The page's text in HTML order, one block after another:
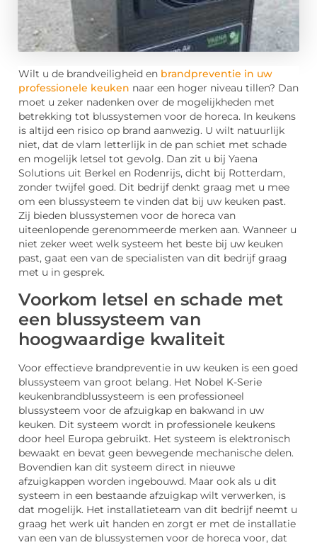
Wilt u de brandveiligheid en brandpreventie in uw
professionele keuken naar een hoger niveau tillen? Dan
moet u zeker nadenken over de mogelijkheden met
betrekking tot blussystemen voor de horeca. In keukens
is altijd een risico op brand aanwezig. U wilt natuurlijk
niet, dat de vlam letterlijk in de pan schiet met schade
en mogelijk letsel tot gevolg. Dan zit u bij Yaena
Solutions uit Berkel en Rodenrijs, dicht bij Rotterdam,
zonder twijfel goed. Dit bedrijf denkt graag met u mee
om een blussysteem te vinden dat bij uw keuken past.
Zij bieden blussystemen voor de horeca van
uiteenlopende gerenommeerde merken aan. Wanneer u
niet zeker weet welk systeem het beste bij uw keuken
past, gaat een van de specialisten van dit bedrijf graag
met u in gesprek.
Voorkom letsel en schade met
een blussysteem van
hoogwaardige kwaliteit
Voor effectieve brandpreventie in uw keuken is een goed
blussysteem van groot belang. Het Nobel K-Serie
keukenbrandblussysteem is een professioneel
blussysteem voor de afzuigkap en bakwand in uw
keuken. Dit systeem wordt in professionele keukens
door heel Europa gebruikt. Het systeem is elektronisch
bewaakt en bevat geen bewegende mechanische delen.
Bovendien kan dit systeem direct in nieuwe
afzuigkappen worden ingebouwd. Maar ook als u dit
systeem in een bestaande afzuigkap wilt verwerken, is
dat mogelijk. Het installatieteam van dit bedrijf neemt u
graag het werk uit handen en zorgt er met de installatie
van een van de blussystemen voor de horeca voor, dat